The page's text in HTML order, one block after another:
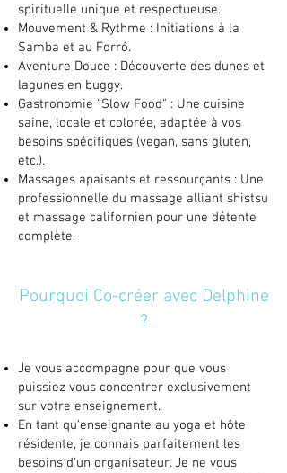
spirituelle unique et respectueuse.
Mouvement & Rythme : Initiations à la
Samba et au Forró.
Aventure Douce : Découverte des dunes et
lagunes en buggy.
Gastronomie "Slow Food" : Une cuisine
saine, locale et colorée, adaptée à vos
besoins spécifiques (vegan, sans gluten,
etc.).
Massages apaisants et ressourçants : Une
professionnelle du massage alliant shistsu
et massage californien pour une détente
complète.
Pourquoi Co-créer avec Delphine
?
Je vous accompagne pour que vous
puissiez vous concentrer exclusivement
sur votre enseignement.
En tant qu'enseignante au yoga et hôte
résidente, je connais parfaitement les
besoins d'un organisateur. Je ne vous